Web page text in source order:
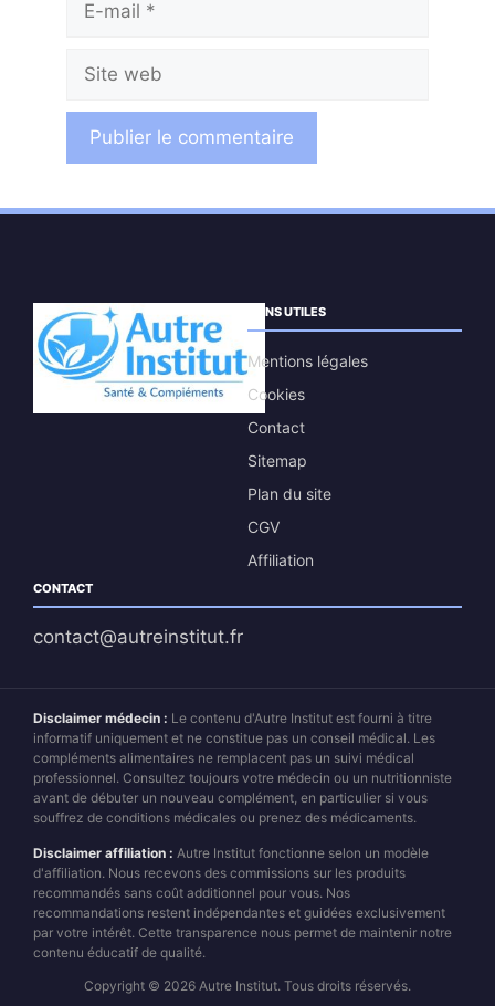
Site
web
LIENS UTILES
Mentions légales
Cookies
Contact
Sitemap
Plan du site
CGV
Affiliation
CONTACT
contact@autreinstitut.fr
Disclaimer médecin : Le contenu d'Autre Institut est fourni à titre
informatif uniquement et ne constitue pas un conseil médical. Les
compléments alimentaires ne remplacent pas un suivi médical
professionnel. Consultez toujours votre médecin ou un nutritionniste
avant de débuter un nouveau complément, en particulier si vous
souffrez de conditions médicales ou prenez des médicaments.
Disclaimer affiliation : Autre Institut fonctionne selon un modèle
d'affiliation. Nous recevons des commissions sur les produits
recommandés sans coût additionnel pour vous. Nos
recommandations restent indépendantes et guidées exclusivement
par votre intérêt. Cette transparence nous permet de maintenir notre
contenu éducatif de qualité.
Copyright © 2026 Autre Institut. Tous droits réservés.